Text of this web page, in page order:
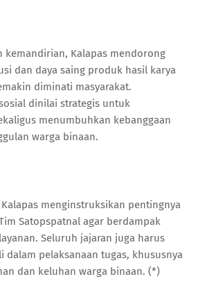
kemandirian, Kalapas mendorong
dan daya saing produk hasil karya
diminati masyarakat.
dinilai strategis untuk
menumbuhkan kebanggaan
warga binaan.
menginstruksikan pentingnya
Satopspatnal agar berdampak
Seluruh jajaran juga harus
dalam pelaksanaan tugas, khususnya
dan keluhan warga binaan. (*)